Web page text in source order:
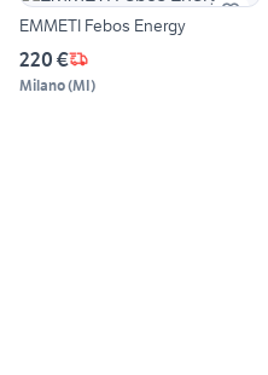
EMMETI Febos Energy
220 €
Milano(MI)